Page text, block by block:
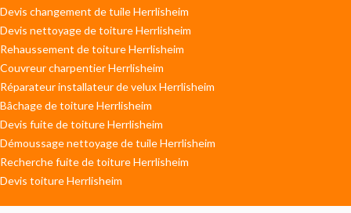
Devis changement de tuile Herrlisheim
Devis nettoyage de toiture Herrlisheim
Rehaussement de toiture Herrlisheim
Couvreur charpentier Herrlisheim
Réparateur installateur de velux Herrlisheim
Bâchage de toiture Herrlisheim
Devis fuite de toiture Herrlisheim
Démoussage nettoyage de tuile Herrlisheim
Recherche fuite de toiture Herrlisheim
Devis toiture Herrlisheim